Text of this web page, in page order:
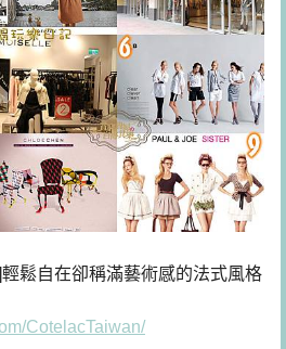
鬆自在卻稱滿藝術感的法式風格
CotelacTaiwan/